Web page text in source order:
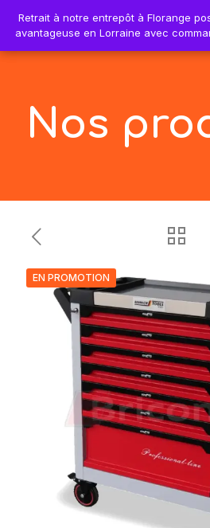
Nos
EN PROMOTION
Retrait à notre entrepôt à Florange
avantageuse en Lorraine avec
Retrait à notre entrepôt à Florange
avantageuse en Lorraine avec